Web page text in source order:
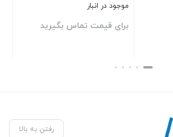
موجود در انبار
برای قیمت تماس بگیرید
بستن
رفتن به بالا